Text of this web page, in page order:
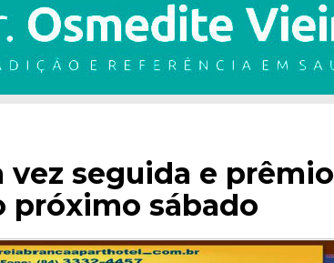
vez seguida e prêmio
próximo sábado